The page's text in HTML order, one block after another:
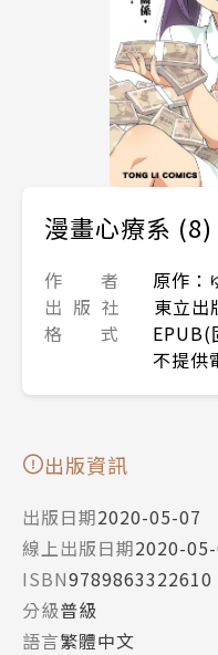
漫畫心療系 (8)
作 者
原作：
出 版 社
東立出
格 式
EPUB(
不提供
出版資訊
出版日期2020-05-07
線上出版日期2020-
ISBN9789863322610
分級普級
語言繁體中文